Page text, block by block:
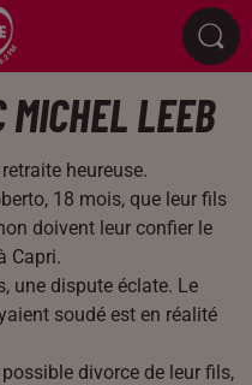
MICHEL LEEB
heureuse.
18 mois, que leur fils
doivent leur confier le
Capri.
une dispute éclate. Le
soudé est en réalité
divorce de leur fils,